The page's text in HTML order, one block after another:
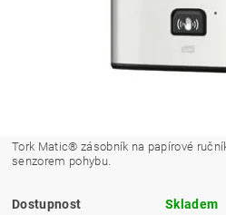
Tork Matic® zásobník na papírové
senzorem pohybu.
Dostupnost Skladem